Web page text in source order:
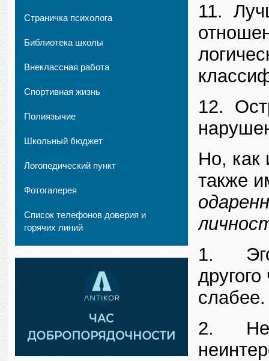
Страничка психолога
Библиотека школы
Внеклассная работа
Спортивная жизнь
Полиязычие
Школьный бюджет
Логопедический пункт
Фотогалерея
Список телефонов доверия и
горячих линий
11.
12.
Но, как
также
1.
слабее.
2.